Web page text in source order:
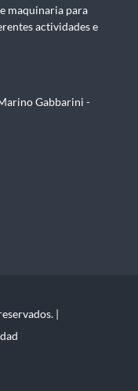
maquinaria para
actividades e
Gabbarini -
|